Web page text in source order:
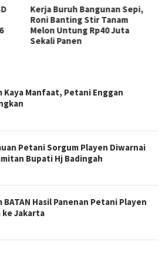
ASI Lancar, Ibu Lebih Tenang:
RSUD Wonosari Dampingi Ibu
Hamil dan Menyusui
Kaya Manfaat, Petani Enggan
Petani Sorgum Playen Diwarnai
Bupati Hj Badingah
BATAN Hasil Panenan Petani Playen
ke Jakarta